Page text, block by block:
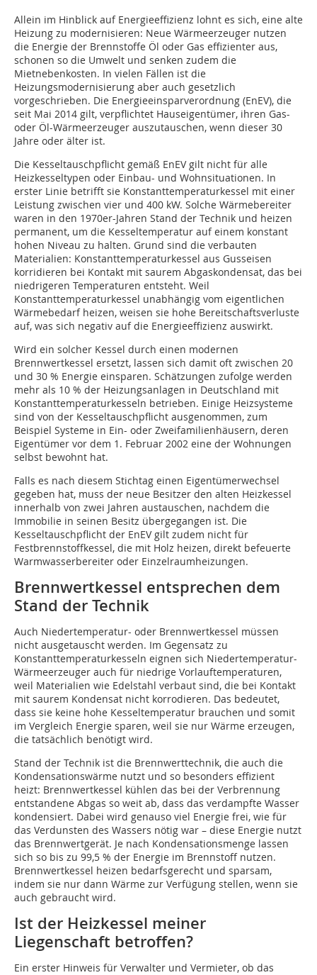
Allein im Hinblick auf Energieeffizienz lohnt es sich, eine alte
Heizung zu modernisieren: Neue Wärmeerzeuger nutzen
die Energie der Brennstoffe Öl oder Gas effizienter aus,
schonen so die Umwelt und senken zudem die
Mietnebenkosten. In vielen Fällen ist die
Heizungsmodernisierung aber auch gesetzlich
vorgeschrieben. Die Energieeinsparverordnung (EnEV), die
seit Mai 2014 gilt, verpflichtet Hauseigentümer, ihren Gas-
oder Öl-Wärmeerzeuger auszutauschen, wenn dieser 30
Jahre oder älter ist.
Die Kesseltauschpflicht gemäß EnEV gilt nicht für alle
Heizkesseltypen oder Einbau- und Wohnsituationen. In
erster Linie betrifft sie Konstanttemperaturkessel mit einer
Leistung zwischen vier und 400 kW. Solche Wärmebereiter
waren in den 1970er-Jahren Stand der Technik und heizen
permanent, um die Kesseltemperatur auf einem konstant
hohen Niveau zu halten. Grund sind die verbauten
Materialien: Konstanttemperaturkessel aus Gusseisen
korridieren bei Kontakt mit saurem Abgaskondensat, das bei
niedrigeren Temperaturen entsteht. Weil
Konstanttemperaturkessel unabhängig vom eigentlichen
Wärmebedarf heizen, weisen sie hohe Bereitschaftsverluste
auf, was sich negativ auf die Energieeffizienz auswirkt.
Wird ein solcher Kessel durch einen modernen
Brennwertkessel ersetzt, lassen sich damit oft zwischen 20
und 30 % Energie einsparen. Schätzungen zufolge werden
mehr als 10 % der Heizungsanlagen in Deutschland mit
Konstanttemperaturkesseln betrieben. Einige Heizsysteme
sind von der Kesseltauschpflicht ausgenommen, zum
Beispiel Systeme in Ein- oder Zweifamilienhäusern, deren
Eigentümer vor dem 1. Februar 2002 eine der Wohnungen
selbst bewohnt hat.
Falls es nach diesem Stichtag einen Eigentümerwechsel
gegeben hat, muss der neue Besitzer den alten Heizkessel
innerhalb von zwei Jahren austauschen, nachdem die
Immobilie in seinen Besitz übergegangen ist. Die
Kesseltauschpflicht der EnEV gilt zudem nicht für
Festbrennstoffkessel, die mit Holz heizen, direkt befeuerte
Warmwasserbereiter oder Einzelraumheizungen.
Brennwertkessel entsprechen dem
Stand der Technik
Auch Niedertemperatur- oder Brennwertkessel müssen
nicht ausgetauscht werden. Im Gegensatz zu
Konstanttemperaturkesseln eignen sich Niedertemperatur-
Wärmeerzeuger auch für niedrige Vorlauftemperaturen,
weil Materialien wie Edelstahl verbaut sind, die bei Kontakt
mit saurem Kondensat nicht korrodieren. Das bedeutet,
dass sie keine hohe Kesseltemperatur brauchen und somit
im Vergleich Energie sparen, weil sie nur Wärme erzeugen,
die tatsächlich benötigt wird.
Stand der Technik ist die Brennwerttechnik, die auch die
Kondensationswärme nutzt und so besonders effizient
heizt: Brennwertkessel kühlen das bei der Verbrennung
entstandene Abgas so weit ab, dass das verdampfte Wasser
kondensiert. Dabei wird genauso viel Energie frei, wie für
das Verdunsten des Wassers nötig war – diese Energie nutzt
das Brennwertgerät. Je nach Kondensationsmenge lassen
sich so bis zu 99,5 % der Energie im Brennstoff nutzen.
Brennwertkessel heizen bedarfsgerecht und sparsam,
indem sie nur dann Wärme zur Verfügung stellen, wenn sie
auch gebraucht wird.
Ist der Heizkessel meiner
Liegenschaft betroffen?
Ein erster Hinweis für Verwalter und Vermieter, ob das